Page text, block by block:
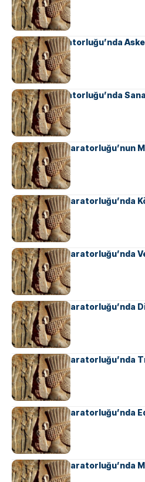
Sasani İmparatorluğu’nda
Sasani İmparatorluğu’nda
Ahameniş İmparatorluğu’nun
Ahameniş İmparatorluğu’nda
Ahameniş İmparatorluğu’nda
Ahameniş İmparatorluğu’nda
Ahameniş İmparatorluğu’nda
Ahameniş İmparatorluğu’nda
Ahameniş İmparatorluğu’nda